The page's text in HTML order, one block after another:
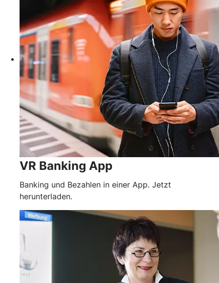
VR Banking App
Banking und Bezahlen in einer App. Jetzt
herunterladen.